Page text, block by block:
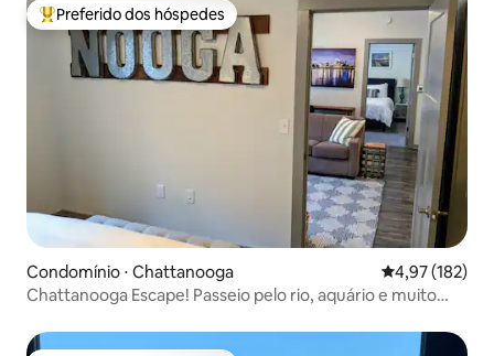
Entre os melhores preferidos dos hóspedes
Preferido dos hóspedes
Condomínio ⋅ Chattanooga 4,97 de uma
4,97 (182)
Chattanooga Escape! Passeio pelo rio, aquário e muito